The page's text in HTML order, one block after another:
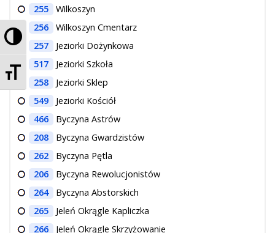
Przełącz wysoki kontrast
Zmień rozmiar czcionek
255
Wilkoszyn
256
Wilkoszyn Cmentarz
257
Jeziorki Dożynkowa
517
Jeziorki Szkoła
258
Jeziorki Sklep
549
Jeziorki Kościół
466
Byczyna Astrów
208
Byczyna Gwardzistów
262
Byczyna Pętla
206
Byczyna Rewolucjonistów
264
Byczyna Abstorskich
265
Jeleń Okrągle Kapliczka
266
Jeleń Okrągle Skrzyżowanie